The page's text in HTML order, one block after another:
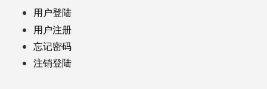
用户登陆
用户注册
忘记密码
注销登陆